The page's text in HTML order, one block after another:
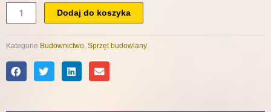
Inwertorowa
300A
IGBT
Dodaj do koszyka
Kategorie Budownictwo, Sprzęt budowlany